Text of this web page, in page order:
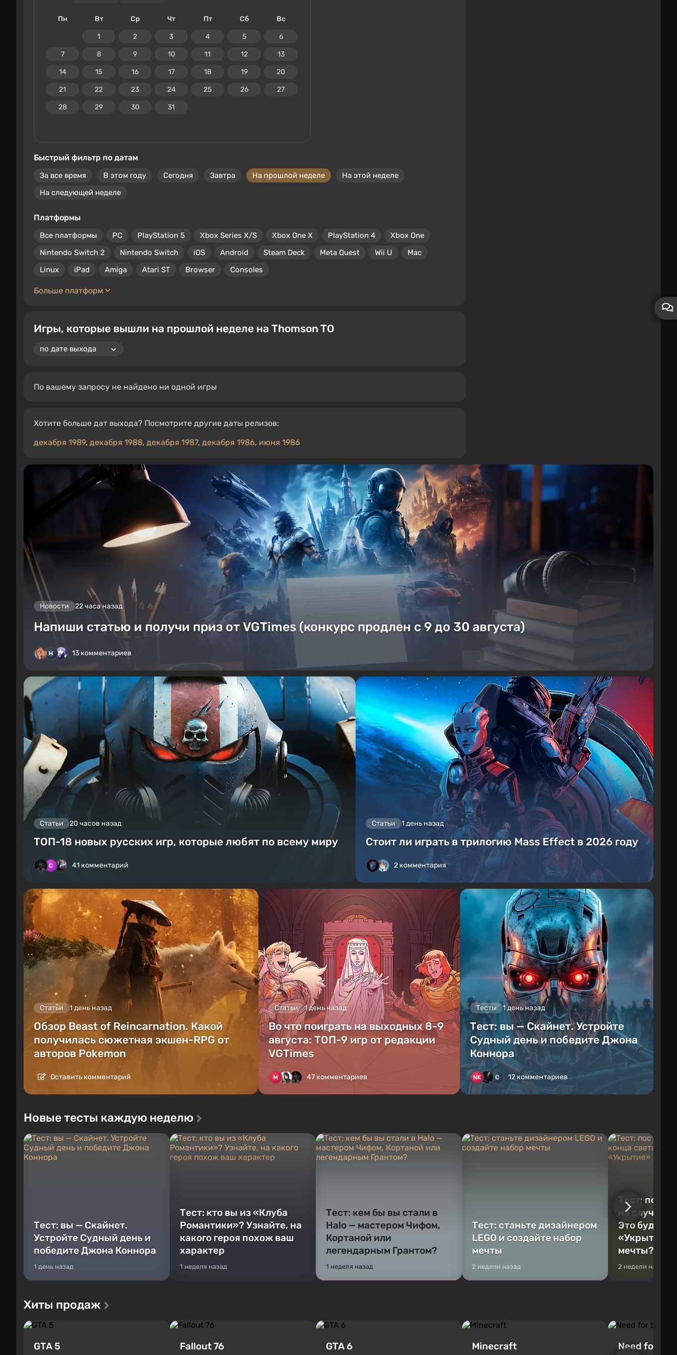
Пн Вт Ср Чт Пт Сб Вс
1 2 3 4 5 6
7 8 9 10 11 12 13
14 15 16 17 18 19 20
21 22 23 24 25 26 27
28 29 30 31
Быстрый фильтр по датам
За все время В этом году Сегодня Завтра На прошлой неделе
На этой неделе
На следующей неделе
Платформы
Все платформы PC PlayStation 5 Xbox Series X/S Xbox One X PlayStation 4
Xbox One
Nintendo Switch 2
Nintendo Switch iOS Android Steam Deck Meta Quest Wii U
Mac
Linux
iPad Amiga Atari ST Browser Consoles
Больше платформ
Игры, которые вышли на прошлой неделе на Thomson TO
По вашему запросу не найдено ни одной игры
Хотите больше дат выхода? Посмотрите другие даты релизов:
декабря 1989, декабря 1988, декабря 1987, декабря 1986, июня 1986
Новости 22 часа назад
Напиши статью и получи приз от VGTimes (конкурс продлен с 9 до 30 августа)
13 комментариев
Статьи 20 часов назад
ТОП-18 новых русских игр, которые любят по всему миру
41 комментарий
Статьи 1 день назад
Стоит ли играть в трилогию Mass Effect в 2026 году
2 комментария
Статьи 1 день назад
Обзор Beast of Reincarnation. Какой
получилась сюжетная экшен-RPG от
авторов Pokemon
Оставить комментарий
Статьи 1 день назад
Во что поиграть на выходных 8-9
августа: ТОП-9 игр от редакции
VGTimes
47 комментариев
Тесты 1 день назад
Тест: вы — Скайнет. Устройте
Судный день и победите Джона
Коннора
12 комментариев
Новые тесты каждую неделю
Тест: вы — Скайнет.
Устройте Судный день и
победите Джона Коннора
1 день назад
Тест: кто вы из «Клуба
Романтики»? Узнайте, на
какого героя похож ваш
характер
1 неделя назад
Тест: кем бы вы стали в
Halo — мастером Чифом,
Кортаной или
легендарным Грантом?
1 неделя назад
Тест: станьте дизайнером
LEGO и создайте набор
мечты
2 недели назад
Тест:
на случай
Это будет
«Укрытие»
мечты?
2 недели назад
Хиты продаж
GTA 5 Fallout 76 GTA 6 Minecraft
Need for